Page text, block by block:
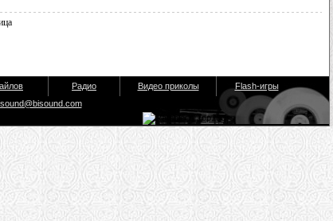
Радио Видео приколы
Flash-игры